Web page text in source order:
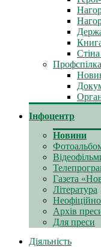
Профспілка
Інфоцентр
Новини
Газета
Література
Неофіційно
Архів
Для преси
Діяльність